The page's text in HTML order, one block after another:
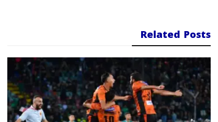
Related Posts